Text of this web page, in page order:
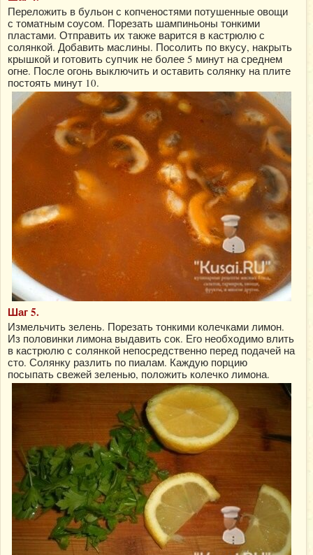
Переложить в бульон с копченостями потушенные овощи
с томатным соусом. Порезать шампиньоны тонкими
пластами. Отправить их также варится в кастрюлю с
солянкой. Добавить маслины. Посолить по вкусу, накрыть
крышкой и готовить супчик не более 5 минут на среднем
огне. После огонь выключить и оставить солянку на плите
постоять минут 10.
Шаг 5.
Измельчить зелень. Порезать тонкими колечками лимон.
Из половинки лимона выдавить сок. Его необходимо влить
в кастрюлю с солянкой непосредственно перед подачей на
сто. Солянку разлить по пиалам. Каждую порцию
посыпать свежей зеленью, положить колечко лимона.